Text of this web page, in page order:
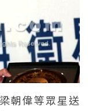
朝偉等眾星送